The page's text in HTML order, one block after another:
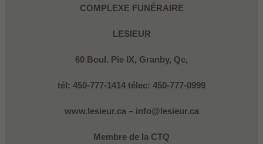
COMPLEXE FUNÉRAIRE
LESIEUR
60 Boul. Pie IX, Granby, Qc,
tél: 450-777-1414 télec: 450-777-0999
www.lesieur.ca – info@lesieur.ca
Membre de la CTQ